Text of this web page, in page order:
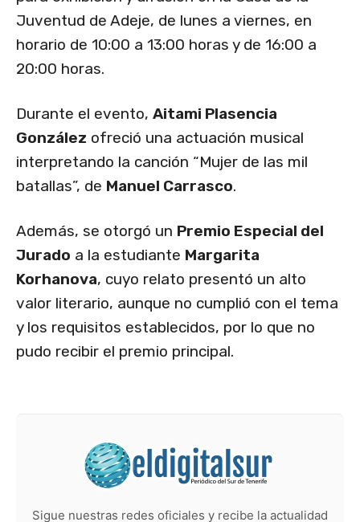
Juventud de Adeje, de lunes a viernes, en
horario de 10:00 a 13:00 horas y de 16:00 a
20:00 horas.
Durante el evento, Aitami Plasencia
González ofreció una actuación musical
interpretando la canción “Mujer de las mil
batallas”, de Manuel Carrasco.
Además, se otorgó un Premio Especial del
Jurado a la estudiante Margarita
Korhanova, cuyo relato presentó un alto
valor literario, aunque no cumplió con el tema
y los requisitos establecidos, por lo que no
pudo recibir el premio principal.
Sigue nuestras redes oficiales y recibe la actualidad